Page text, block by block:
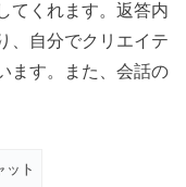
てくれます。返答内
、自分でクリエイテ
ます。また、会話の
ット